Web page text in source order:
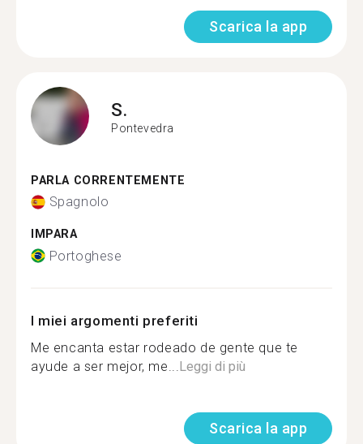
Scarica la app
S.
Pontevedra
PARLA CORRENTEMENTE
Spagnolo
IMPARA
Portoghese
I miei argomenti preferiti
Me encanta estar rodeado de gente que te
ayude a ser mejor, me... Leggi di più
Scarica la app